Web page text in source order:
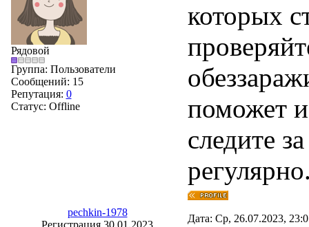
Рядовой
Группа: Пользователи
Сообщений: 15
Репутация: 0
Статус: Offline
которых
поможет
следите
pechkin-1978
Регистрация 30.01.2023
Дата: Ср, 26.07.2023,